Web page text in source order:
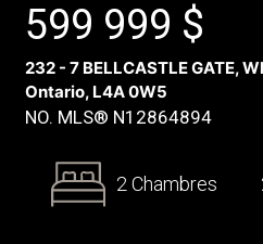
599 999 $
232 - 7 BELLCASTLE GATE,
Ontario, L4A 0W5
NO. MLS® N12864894
2 Chambres